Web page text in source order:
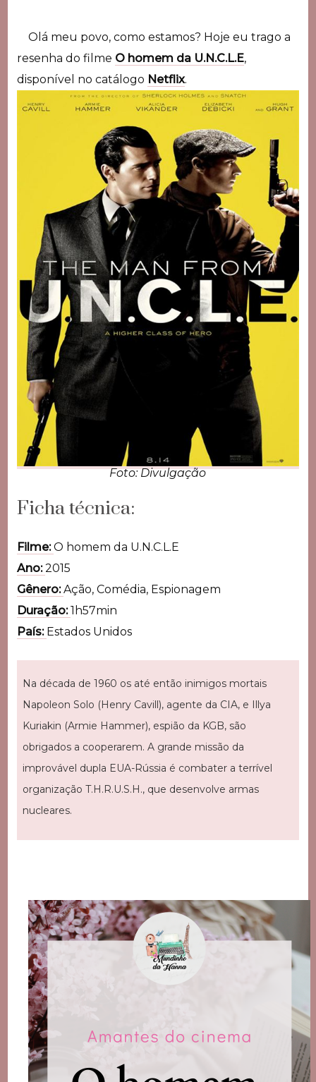
Olá meu povo, como estamos? Hoje eu trago a
resenha do filme O homem da U.N.C.L.E,
disponível no catálogo Netflix.
Foto: Divulgação
Ficha técnica:
Filme:O homem da U.N.C.L.E
Ano:2015
Gênero:Ação, Comédia, Espionagem
Duração:1h57min
País: Estados Unidos
Na década de 1960 os até então inimigos mortais
Napoleon Solo (Henry Cavill), agente da CIA, e Illya
Kuriakin (Armie Hammer), espião da KGB, são
obrigados a cooperarem. A grande missão da
improvável dupla EUA-Rússia é combater a terrível
organização T.H.R.U.S.H., que desenvolve armas
nucleares.